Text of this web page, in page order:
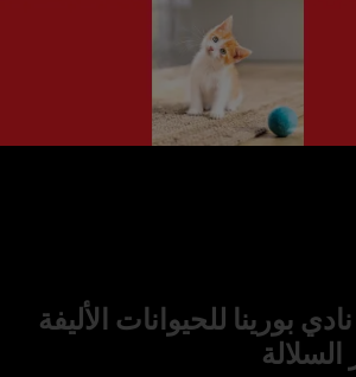
بورينا للحيوانات الأليفة
السلالة